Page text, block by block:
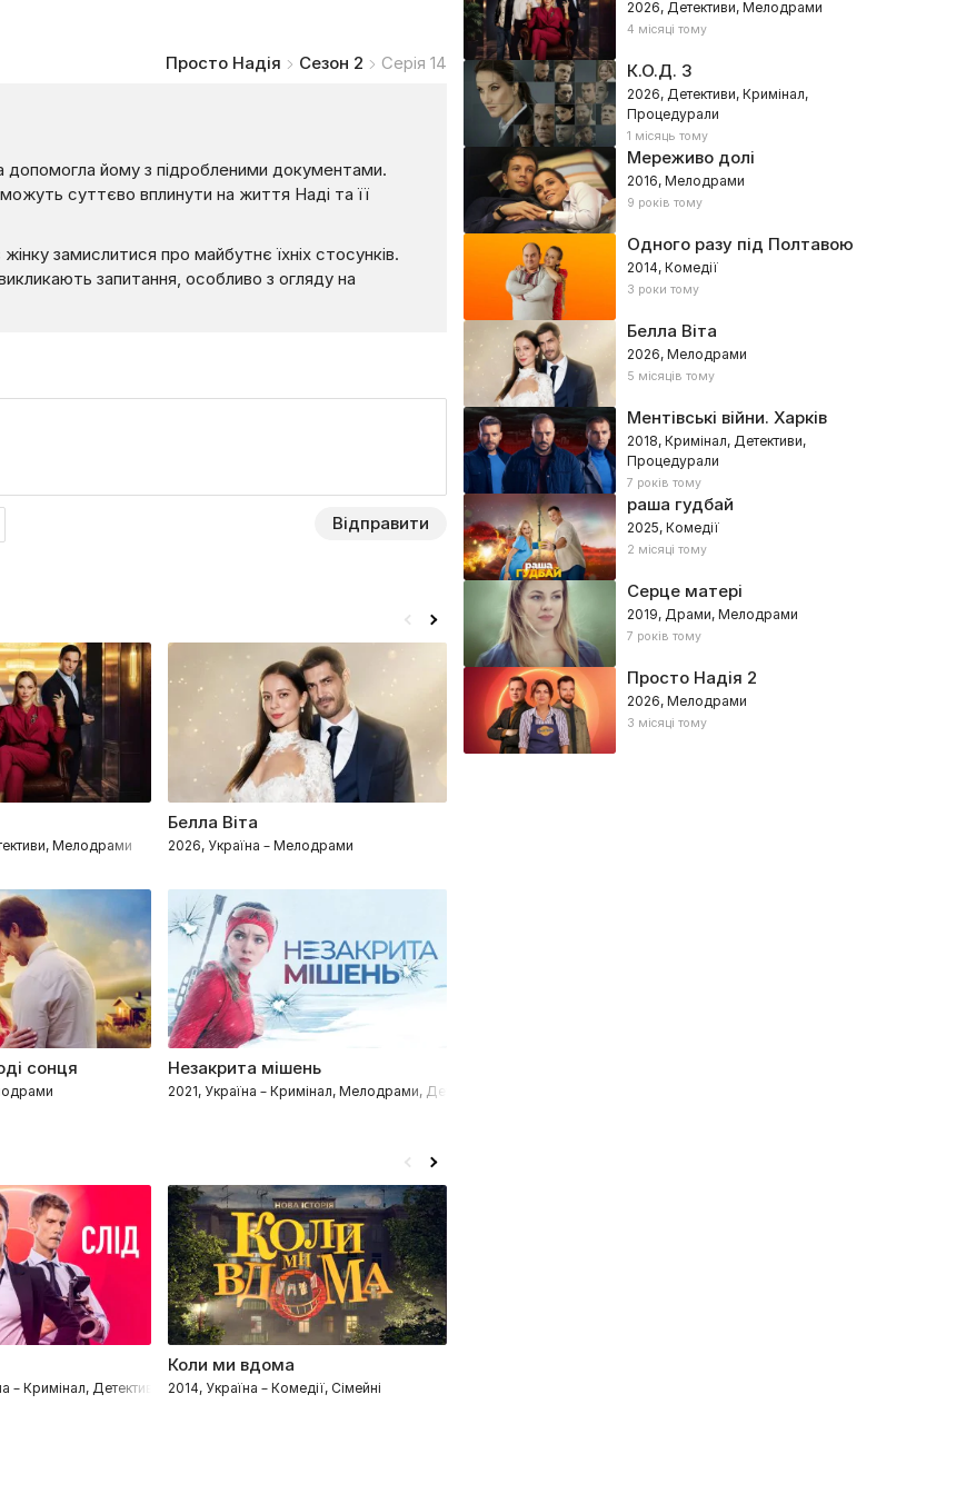
Просто Надія Сезон 2 Серія 14
допомогла йому з підробленими документами.
суттєво вплинути на життя Наді та її
замислитися про майбутнє їхніх стосунків.
запитання, особливо з огляду на
Відправити
2026, Детективи, Мелодрами
4 місяці тому
К.О.Д. 3
2026, Детективи, Кримінал,
Процедурали
1 місяць тому
Мереживо долі
2016, Мелодрами
9 років тому
Одного разу під Полтавою
2014, Комедії
3 роки тому
Белла Віта
2026, Мелодрами
5 місяців тому
Ментівські війни. Харків
2018, Кримінал, Детективи,
Процедурали
7 років тому
раша гудбай
2025, Комедії
2 місяці тому
Серце матері
2019, Драми, Мелодрами
7 років тому
Просто Надія 2
2026, Мелодрами
3 місяці тому
Мелодрами
Белла Віта
2026, Україна – Мелодрами
сонця Незакрита мішень
2021, Україна – Кримінал, Мелодрами, Детективи, Спортивні
– Кримінал, Детективи
Коли ми вдома
2014, Україна – Комедії, Сімейні